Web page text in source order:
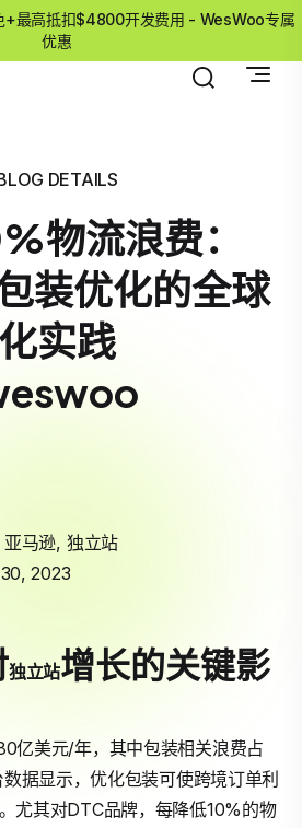
最高抵扣$4800开发费用 - WesWoo专属
优惠
DETAILS
物流浪费：
装优化的全球
化实践
亚马逊,独立站
2023
独立站增长的关键影
亿美元/年，其中包装相关浪费占
据显示，优化包装可使跨境订单利
尤其对DTC品牌，每降低10%的物